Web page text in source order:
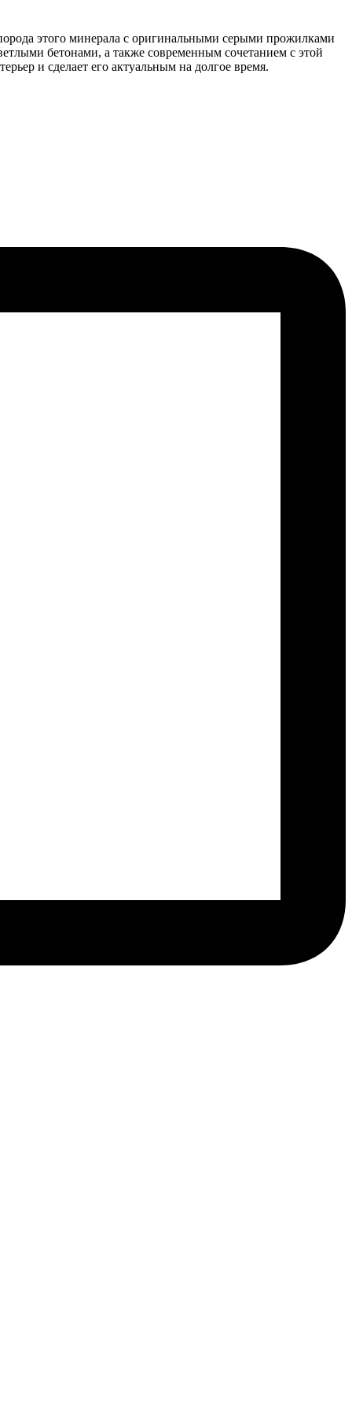
этого минерала с оригинальными серыми прожилками
бетонами, а также современным сочетанием с этой
и сделает его актуальным на долгое время.